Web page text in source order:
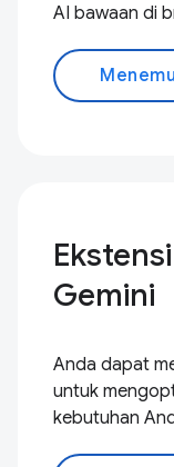
AI bawaan di
Gemini
Anda dapat
untuk
kebutuhan